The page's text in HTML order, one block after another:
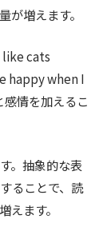
が増えます。
like cats
happy when I
情を加えるこ
。抽象的な表
ることで、読
えます。